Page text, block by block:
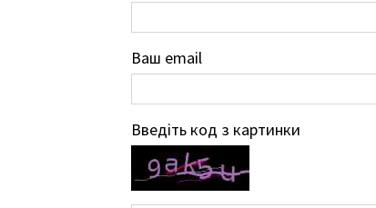
Ваш email
Введіть код з картинки